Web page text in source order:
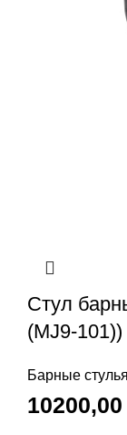
Стул
(MJ9-101))
Барные стулья
10200,00